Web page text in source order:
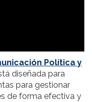
Política y
diseñada para
para gestionar
de forma efectiva y